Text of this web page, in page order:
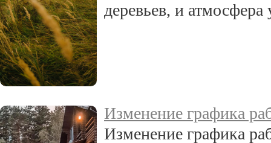
деревьев, и атмосфера
Изменение графика
Изменение графика